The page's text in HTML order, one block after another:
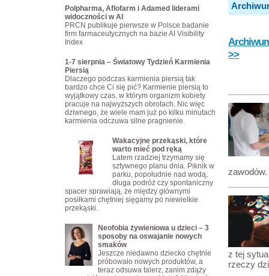
>>
zawodów.
z tej
rzeczy
Polpharma, Aflofarm i Adamed liderami
widoczności w AI
PRCN publikuje pierwsze w Polsce badanie
firm farmaceutycznych na bazie AI Visibility
Index
1-7 sierpnia – Światowy Tydzień Karmienia
Piersią
Dlaczego podczas karmienia piersią tak
bardzo chce Ci się pić? Karmienie piersią to
wyjątkowy czas, w którym organizm kobiety
pracuje na najwyższych obrotach. Nic więc
dziwnego, że wiele mam już po kilku minutach
karmienia odczuwa silne pragnienie.
Wakacyjne przekąski, które
warto mieć pod ręką
Latem rzadziej trzymamy się
sztywnego planu dnia. Piknik w
parku, popołudnie nad wodą,
długa podróż czy spontaniczny
spacer sprawiają, że między głównymi
posiłkami chętniej sięgamy po niewielkie
przekąski.
Neofobia żywieniowa u dzieci – 3
sposoby na oswajanie nowych
smaków
Jeszcze niedawno dziecko chętnie
próbowało nowych produktów, a
teraz odsuwa talerz, zanim zdąży